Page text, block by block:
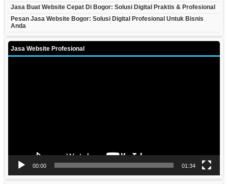
Jasa Buat Website Cepat Di Bogor: Solusi Digital Praktis & Profesional
Pesan Jasa Website Bogor: Solusi Digital Profesional Untuk Bisnis
Anda
Jasa Website Profesional
00:00 01:34